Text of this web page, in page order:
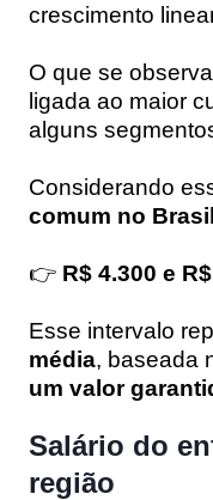
crescimento
O que se
ligada ao maior
alguns
Considerando
comum no Brasil
👉 R$ 4.300 e
Esse intervalo
média, baseada
um valor
Salário do
região